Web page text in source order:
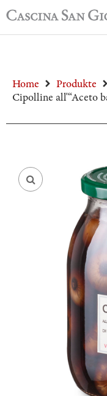
Home
Produkte
Cipolline all'“Aceto